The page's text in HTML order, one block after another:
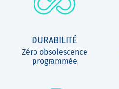
DURABILITÉ
Zéro obsolescence
programmée